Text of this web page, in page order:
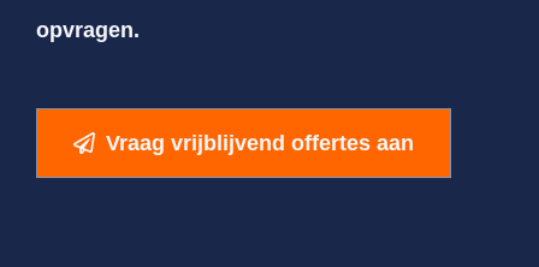
opvragen.
Vraag vrijblijvend offertes aan